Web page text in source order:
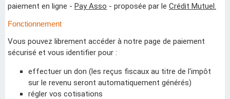
paiement en ligne - Pay Asso - proposée par le Crédit Mutuel.
Fonctionnement
Vous pouvez librement accéder à notre page de paiement
sécurisé et vous identifier pour :
effectuer un don (les reçus fiscaux au titre de l'impôt
sur le revenu seront automatiquement générés)
régler vos cotisations